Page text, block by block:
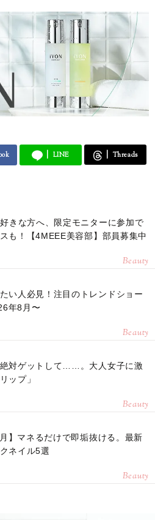
LINE Threads
きな方へ、限定モニターに参加で
も！【4MEEE美容部】部員募集中
Beauty
い人必見！注目のトレンドショー
年8月〜
Beauty
対ゲットして……。大人女子に激
ップ」
Beauty
】マネるだけで即垢抜ける。最新
ネイル5選
Beauty